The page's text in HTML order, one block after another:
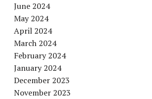
June 2024
May 2024
April 2024
March 2024
February 2024
January 2024
December 2023
November 2023